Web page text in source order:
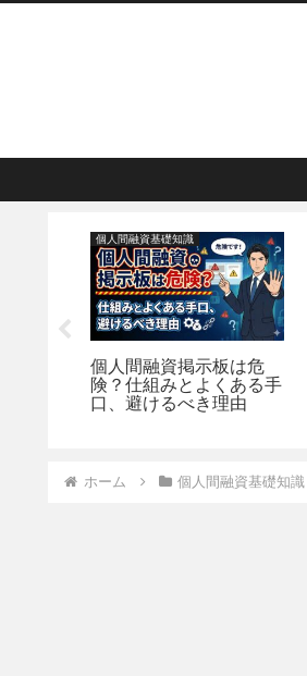
個人間融資基礎知識
個人間融資掲示板は危
険？仕組みとよくある手
口、避けるべき理由
ホーム 個人間融資基礎知識